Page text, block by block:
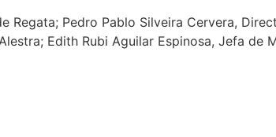
Pedro Pablo Silveira Cervera,
Edith Rubi Aguilar Espinosa, Jefa de